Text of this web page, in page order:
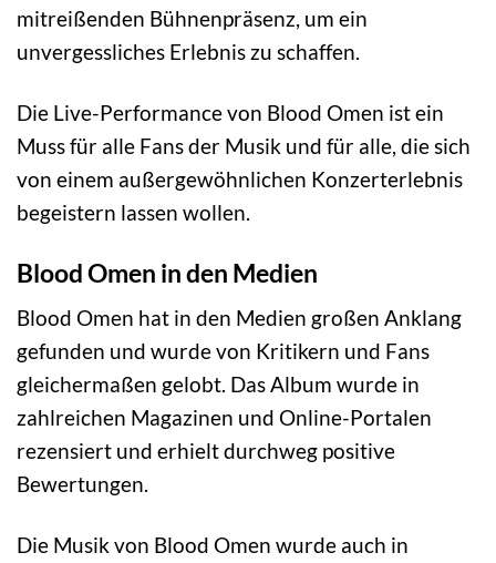
mitreißenden Bühnenpräsenz, um ein
unvergessliches Erlebnis zu schaffen.
Die Live-Performance von Blood Omen ist ein
Muss für alle Fans der Musik und für alle, die sich
von einem außergewöhnlichen Konzerterlebnis
begeistern lassen wollen.
Blood Omen in den Medien
Blood Omen hat in den Medien großen Anklang
gefunden und wurde von Kritikern und Fans
gleichermaßen gelobt. Das Album wurde in
zahlreichen Magazinen und Online-Portalen
rezensiert und erhielt durchweg positive
Bewertungen.
Die Musik von Blood Omen wurde auch in